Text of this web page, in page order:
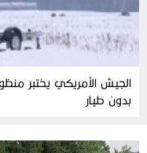
بدون طيار